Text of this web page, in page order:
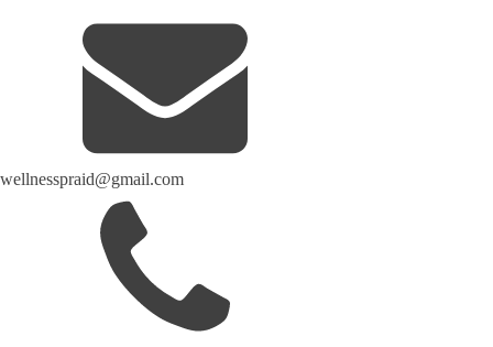
wellnesspraid@gmail.com